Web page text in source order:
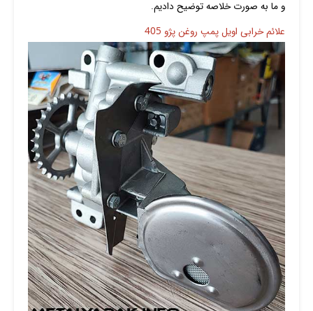
و ما به صورت خلاصه توضیح دادیم.
علائم خرابی اویل پمپ روغن پژو 405